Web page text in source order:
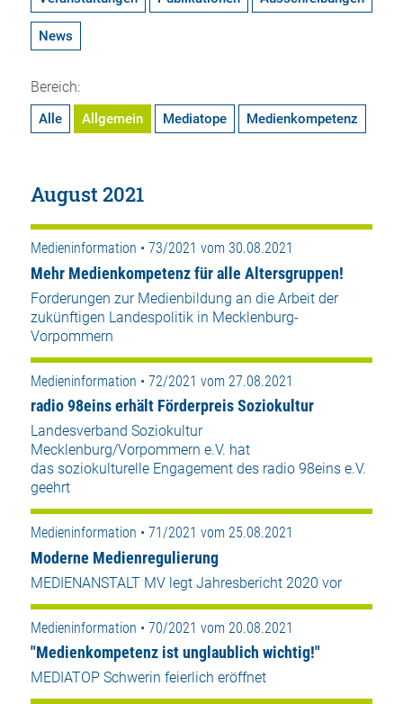
News
Bereich:
Alle Allgemein Mediatope Medienkompetenz
August 2021
Medieninformation • 73/2021 vom 30.08.2021
Mehr Medienkompetenz für alle Altersgruppen!
Forderungen zur Medienbildung an die Arbeit der
zukünftigen Landespolitik in Mecklenburg-
Vorpommern
Medieninformation • 72/2021 vom 27.08.2021
radio 98eins erhält Förderpreis Soziokultur
Landesverband Soziokultur
Mecklenburg/Vorpommern e.V. hat
das soziokulturelle Engagement des radio 98eins e.V.
geehrt
Medieninformation • 71/2021 vom 25.08.2021
Moderne Medienregulierung
MEDIENANSTALT MV legt Jahresbericht 2020 vor
Medieninformation • 70/2021 vom 20.08.2021
"Medienkompetenz ist unglaublich wichtig!"
MEDIATOP Schwerin feierlich eröffnet